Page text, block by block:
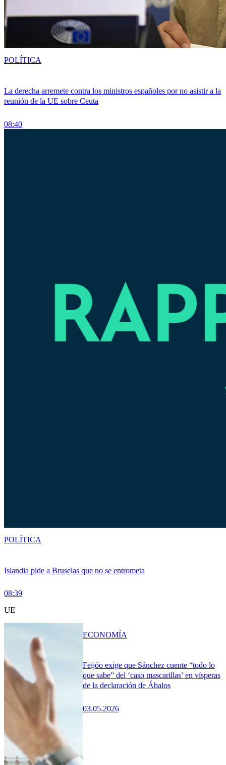
La derecha arremete contra los ministros españoles por no asistir a la
reunión de la UE sobre Ceuta
08:40
POLÍTICA
Islandia pide a Bruselas que no se entrometa
08:39
POLÍTICA
UE
Feijóo exige que Sánchez cuente “todo lo
que sabe” del ‘caso mascarillas’ en vísperas
de la declaración de Ábalos
03.05.2026
ECONOMÍA